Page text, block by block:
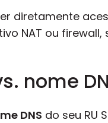
diretamente
NAT ou
nome
DNS do seu RU